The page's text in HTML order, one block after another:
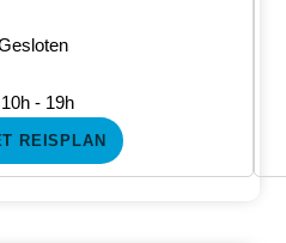
- 19h
REISPLAN